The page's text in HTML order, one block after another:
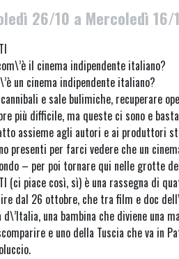
26/10 a Mercoledì 16/
il cinema indipendente italiano?
un cinema indipendente italiano?
e sale bulimiche, recuperare
più difficile, ma queste ci sono e
assieme agli autori e ai produttori
presenti per farci vedere che un
– per poi tornare qui nelle grotte
(ci piace così, sì) è una rassegna di
dal 26 ottobre, che tra film e doc
una bambina che diviene una
e uno della Tuscia che va in